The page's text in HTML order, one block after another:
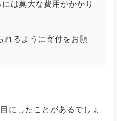
は莫大な費用がかかり
れるように寄付をお願
にしたことがあるでしょ